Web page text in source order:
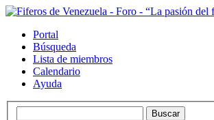
Portal
Búsqueda
Lista de miembros
Calendario
Ayuda